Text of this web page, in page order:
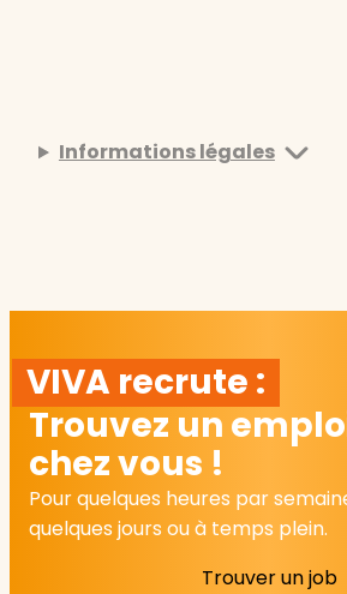
Informations légales
VIVA recrute :
Trouvez un
chez vous !
Pour quelques heures par
quelques jours ou à temps plein.
Trouver un job